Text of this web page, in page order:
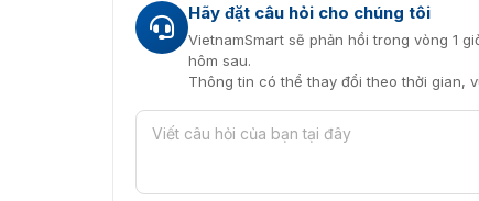
Hãy đặt câu hỏi cho chúng tôi
VietnamSmart sẽ phản hồi trong vòng 1
hôm sau.
Thông tin có thể thay đổi theo thời gian,